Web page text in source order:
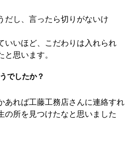
だし、言ったら切りがないけ
いいほど、こだわりは入れられ
と思います。
でしたか？
あれば工藤工務店さんに連絡すれ
の所を見つけたなと思いました